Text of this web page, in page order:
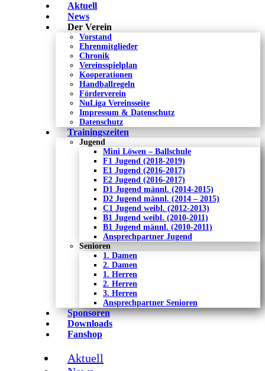
Aktuell
News
Der Verein
Vorstand
Ehrenmitglieder
Chronik
Vereinsspielplan
Kooperationen
Handballregeln
Förderverein
NuLiga Vereinsseite
Impressum & Datenschutz
Datenschutz
Trainingszeiten
Jugend
Mini Löwen – Ballschule
F1 Jugend (2018-2019)
E1 Jugend (2016-2017)
E2 Jugend (2016-2017)
D1 Jugend männl. (2014-2015)
D2 Jugend männl. (2014 – 2015)
C1 Jugend weibl. (2012-2013)
B1 Jugend weibl. (2010-2011)
B1 Jugend männl. (2010-2011)
Ansprechpartner Jugend
Senioren
1. Damen
2. Damen
1. Herren
2. Herren
3. Herren
Ansprechpartner Senioren
Sponsoren
Downloads
Fanshop
Aktuell